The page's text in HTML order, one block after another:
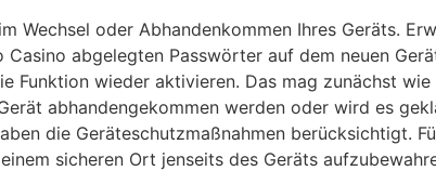
oder Abhandenkommen Ihres Geräts.
abgelegten Passwörter auf dem neuen
Funktion wieder aktivieren. Das mag zunächst
abhandengekommen werden oder wird es
die Geräteschutzmaßnahmen berücksichtigt.
sicheren Ort jenseits des Geräts